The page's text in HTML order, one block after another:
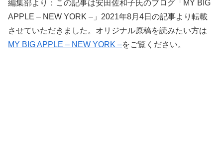
編集部より：この記事は安田佐和子氏のブログ「MY BIG
APPLE – NEW YORK –」2021年8月4日の記事より転載
させていただきました。オリジナル原稿を読みたい方は
MY BIG APPLE – NEW YORK –をご覧ください。